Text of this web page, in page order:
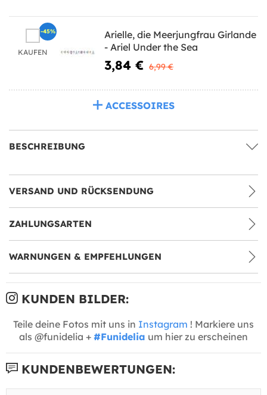
KAUFEN
Arielle, die Meerjungfrau Girlande
- Ariel Under the Sea
3,84 € 6,99 €
-45%
ACCESSOIRES
BESCHREIBUNG
VERSAND UND RÜCKSENDUNG
ZAHLUNGSARTEN
WARNUNGEN & EMPFEHLUNGEN
KUNDEN BILDER:
Teile deine Fotos mit uns in Instagram ! Markiere uns
als @funidelia + #Funidelia um hier zu erscheinen
KUNDENBEWERTUNGEN: